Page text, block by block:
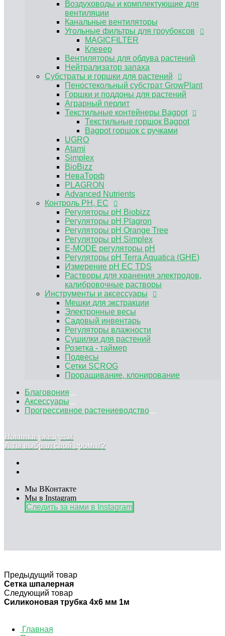
Текстильные горшок Bagpot
Bagpot горшок с ручками
UGRO
Atami
Simplex
BioBizz
НеваТорф
PLAGRON
Advanced Nutrients
Контроль PH, EC
Регуляторы pH Biobizz
Регуляторы pH Plagron
Регуляторы pH Orange Tree
Регуляторы pH Simplex
E-MODE регуляторы рН
Регуляторы pH Terra Aquatica (GHE)
Измерение pH EC TDS
Растворы для хранения электродов,
калибровочные растворы
Инструменты и аксессуары
Мешки для экстракции
Электронные весы
Садовый инвентарь
Регуляторы влажности
Сушилки для растений
Розетка - таймер
Подвесы
Сетки SCROG
Проращивание, клонирование
Воздуховоды и комплектующие для
вентиляции
Канальные вентиляторы
Угольные фильтры для гроубоксов
MAGICFILTER
Клевер
Вентиляторы для обдува растений
Нейтрализатор запаха
Субстраты и горшки для растений
Пеностекольный субстрат GrowPlant
Горшки и поддоны для растений
Аграрный перлит
Текстильные контейнеры Bagpot
Текстильные горшок Bagpot
Bagpot горшок с ручками
UGRO
Atami
Simplex
BioBizz
НеваТорф
PLAGRON
Advanced Nutrients
Контроль PH, EC
Регуляторы pH Biobizz
Регуляторы pH Plagron
Регуляторы pH Orange Tree
Регуляторы pH Simplex
E-MODE регуляторы рН
Регуляторы pH Terra Aquatica (GHE)
Измерение pH EC TDS
Растворы для хранения электродов,
калибровочные растворы
Инструменты и аксессуары
Мешки для экстракции
Электронные весы
Садовый инвентарь
Регуляторы влажности
Сушилки для растений
Розетка - таймер
Подвесы
Сетки SCROG
Проращивание, клонирование
Благовония
Аксессуары
Прогрессивное растениеводство
Новинки уже здесь!
А ты выбрал свой аромат?
Мы ВКонтакте
Мы в Instagram
Следить за нами в Instagram
Предыдущий товар
Сетка шпалерная
Следующий товар
Силиконовая трубка 4x6 мм 1м
Главная